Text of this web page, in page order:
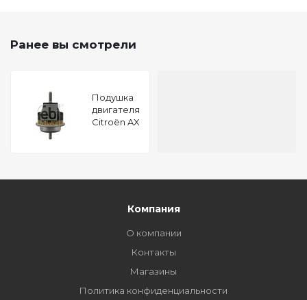
Ранее вы смотрели
Подушкa
двигателя
Citroën AX
Компания
О компании
Контакты
Магазины
Политика конфиденциальности